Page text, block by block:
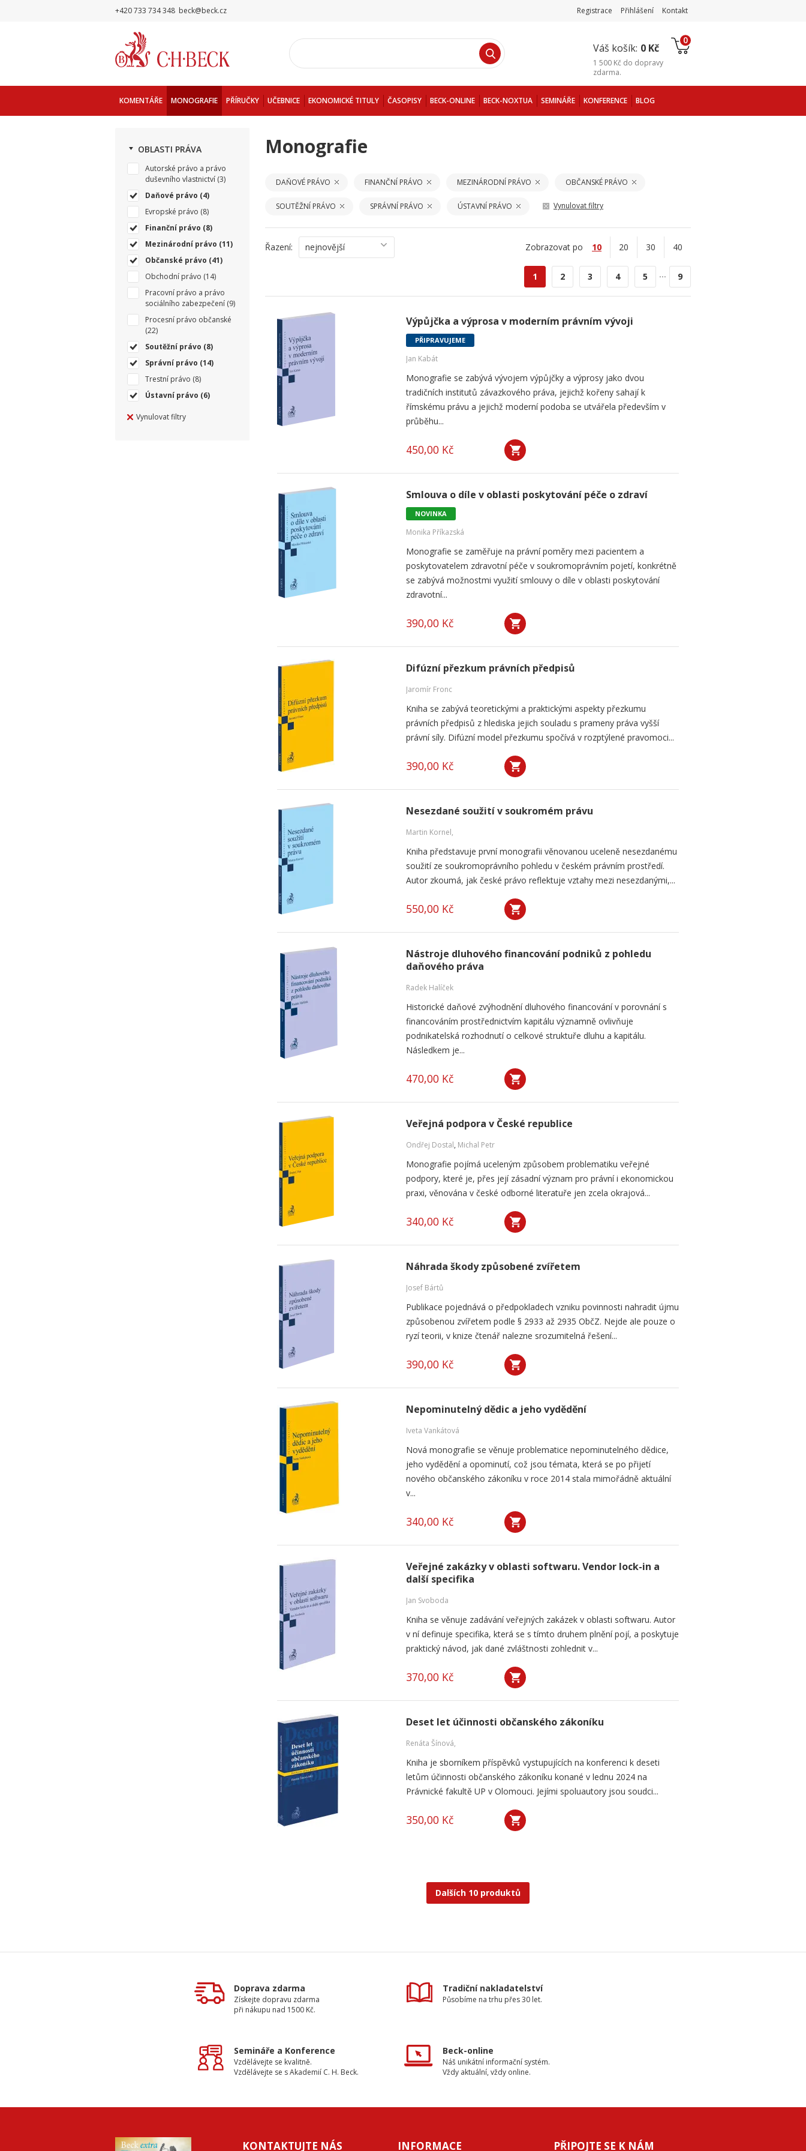
+420 733 734 348 beck@beck.cz Registrace Přihlášení Kontakt
Váš košík: 0 Kč
0
1 500 Kč do dopravy
zdarma.
KOMENTÁŘE MONOGRAFIE PŘÍRUČKY UČEBNICE EKONOMICKÉ TITULY ČASOPISY BECK-ONLINE BECK-NOXTUA SEMINÁŘE KONFERENCE BLOG
OBLASTI PRÁVA
Autorské právo a právo
duševního vlastnictví (3)
Daňové právo (4)
Evropské právo (8)
Finanční právo (8)
Mezinárodní právo (11)
Občanské právo (41)
Obchodní právo (14)
Pracovní právo a právo
sociálního zabezpečení (9)
Procesní právo občanské
(22)
Soutěžní právo (8)
Správní právo (14)
Trestní právo (8)
Ústavní právo (6)
Vynulovat filtry
Monografie
DAŇOVÉ PRÁVO FINANČNÍ PRÁVO MEZINÁRODNÍ PRÁVO OBČANSKÉ PRÁVO
SOUTĚŽNÍ PRÁVO SPRÁVNÍ PRÁVO ÚSTAVNÍ PRÁVO Vynulovat filtry
Řazení: nejnovější Zobrazovat po 10 20 30 40
1 2 3 4 5 ... 9
Výpůjčka a výprosa v moderním právním vývoji
PŘIPRAVUJEME
Jan Kabát
Monografie se zabývá vývojem výpůjčky a výprosy jako dvou
tradičních institutů závazkového práva, jejichž kořeny sahají k
římskému právu a jejichž moderní podoba se utvářela především v
průběhu...
450,00 Kč
Smlouva o díle v oblasti poskytování péče o zdraví
NOVINKA
Monika Příkazská
Monografie se zaměřuje na právní poměry mezi pacientem a
poskytovatelem zdravotní péče v soukromoprávním pojetí, konkrétně
se zabývá možnostmi využití smlouvy o díle v oblasti poskytování
zdravotní...
390,00 Kč
Difúzní přezkum právních předpisů
Jaromír Fronc
Kniha se zabývá teoretickými a praktickými aspekty přezkumu
právních předpisů z hlediska jejich souladu s prameny práva vyšší
právní síly. Difúzní model přezkumu spočívá v rozptýlené pravomoci...
390,00 Kč
Nesezdané soužití v soukromém právu
Martin Kornel,
Kniha představuje první monografii věnovanou uceleně nesezdanému
soužití ze soukromoprávního pohledu v českém právním prostředí.
Autor zkoumá, jak české právo reflektuje vztahy mezi nesezdanými,...
550,00 Kč
Nástroje dluhového financování podniků z pohledu
daňového práva
Radek Halíček
Historické daňové zvýhodnění dluhového financování v porovnání s
financováním prostřednictvím kapitálu významně ovlivňuje
podnikatelská rozhodnutí o celkové struktuře dluhu a kapitálu.
Následkem je...
470,00 Kč
Veřejná podpora v České republice
Ondřej Dostal, Michal Petr
Monografie pojímá uceleným způsobem problematiku veřejné
podpory, které je, přes její zásadní význam pro právní i ekonomickou
praxi, věnována v české odborné literatuře jen zcela okrajová...
340,00 Kč
Náhrada škody způsobené zvířetem
Josef Bártů
Publikace pojednává o předpokladech vzniku povinnosti nahradit újmu
způsobenou zvířetem podle § 2933 až 2935 ObčZ. Nejde ale pouze o
ryzí teorii, v knize čtenář nalezne srozumitelná řešení...
390,00 Kč
Nepominutelný dědic a jeho vydědění
Iveta Vankátová
Nová monografie se věnuje problematice nepominutelného dědice,
jeho vydědění a opominutí, což jsou témata, která se po přijetí
nového občanského zákoníku v roce 2014 stala mimořádně aktuální
v...
340,00 Kč
Veřejné zakázky v oblasti softwaru. Vendor lock-in a
další specifika
Jan Svoboda
Kniha se věnuje zadávání veřejných zakázek v oblasti softwaru. Autor
v ní definuje specifika, která se s tímto druhem plnění pojí, a poskytuje
praktický návod, jak dané zvláštnosti zohlednit v...
370,00 Kč
Deset let účinnosti občanského zákoníku
Renáta Šínová,
Kniha je sborníkem příspěvků vystupujících na konferenci k deseti
letům účinnosti občanského zákoníku konané v lednu 2024 na
Právnické fakultě UP v Olomouci. Jejími spoluautory jsou soudci...
350,00 Kč
Dalších 10 produktů
Doprava zdarma
Získejte dopravu zdarma
při nákupu nad 1500 Kč.
Tradiční nakladatelství
Působíme na trhu přes 30 let.
Semináře a Konference
Vzdělávejte se kvalitně.
Vzdělávejte se s Akademií C. H. Beck.
Beck-online
Náš unikátní informační systém.
Vždy aktuální, vždy online.
KONTAKTUJTE NÁS INFORMACE PŘIPOJTE SE K NÁM